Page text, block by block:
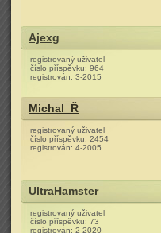
Ajexg
registrovaný uživatel
číslo příspěvku: 964
registrován: 3-2015
Michal_Ř
registrovaný uživatel
číslo příspěvku: 2454
registrován: 4-2005
UltraHamster
registrovaný uživatel
číslo příspěvku: 73
registrován: 2-2020